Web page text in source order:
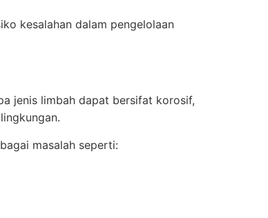
kesalahan dalam pengelolaan
jenis limbah dapat bersifat korosif,
masalah seperti: